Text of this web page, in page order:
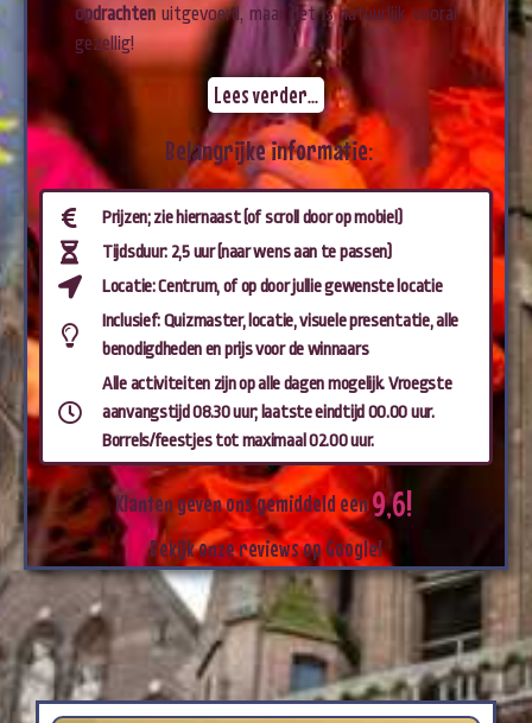
opdrachten uitgevoerd, maar het is natuurlijk vooral
gezellig!
Lees verder...
Belangrijke informatie:
Prijzen; zie hiernaast (of scroll door op mobiel)
Tijdsduur: 2,5 uur (naar wens aan te passen)
Locatie: Centrum, of op door jullie gewenste locatie
Inclusief: Quizmaster, locatie, visuele presentatie, alle
benodigdheden en prijs voor de winnaars
Alle activiteiten zijn op alle dagen mogelijk. Vroegste
aanvangstijd 08.30 uur; laatste eindtijd 00.00 uur.
Borrels/feestjes tot maximaal 02.00 uur.
Klantengevenonsgemiddeld een9,6!
BekijkonzereviewsopGoogle!